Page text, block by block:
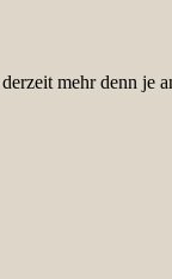
mehr denn je